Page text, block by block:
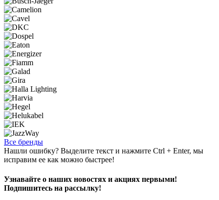
Все бренды
Нашли ошибку? Выделите текст и нажмите Ctrl + Enter, мы
исправим ее как можно быстрее!
Узнавайте о наших новостях и акциях первыми!
Подпишитесь на рассылку!